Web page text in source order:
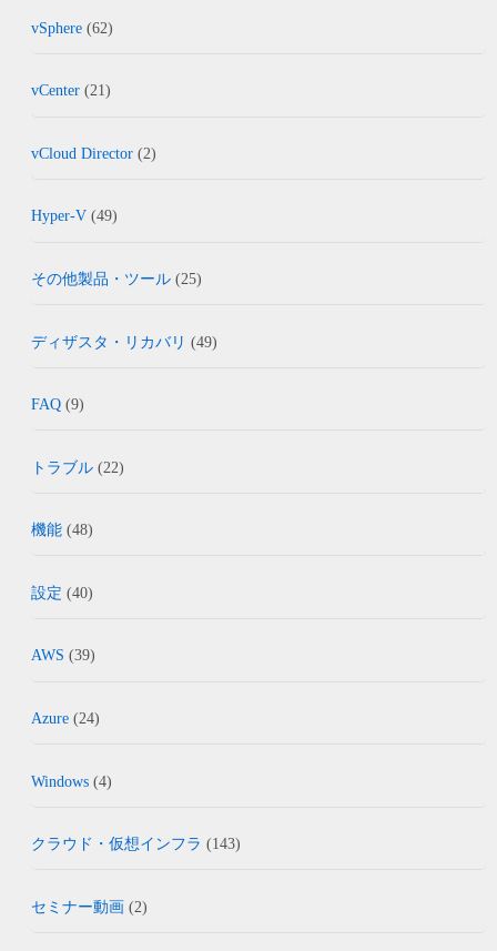
vSphere (62)
vCenter (21)
vCloud Director (2)
Hyper-V (49)
その他製品・ツール (25)
ディザスタ・リカバリ (49)
FAQ (9)
トラブル (22)
機能 (48)
設定 (40)
AWS (39)
Azure (24)
Windows (4)
クラウド・仮想インフラ (143)
セミナー動画 (2)